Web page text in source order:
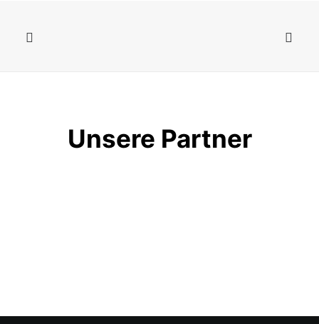
Unsere Partner